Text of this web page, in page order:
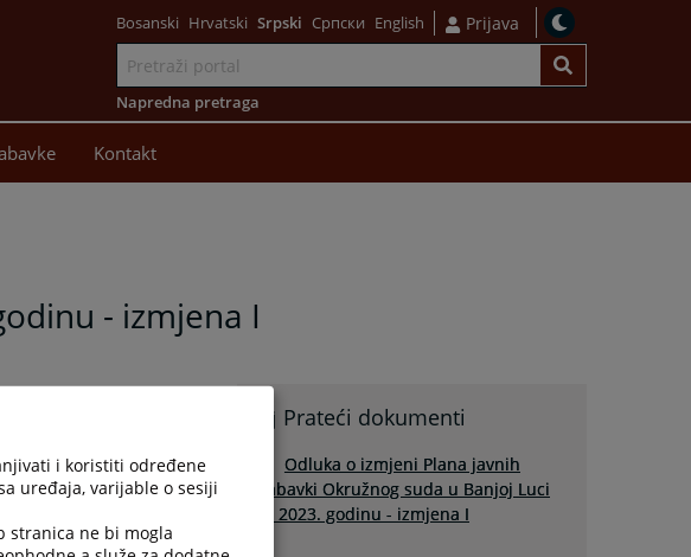
Bosanski Hrvatski Srpski Српски English Prijava
Napredna pretraga
Kontakt
- izmjena I
Prateći dokumenti
Odluka o izmjeni Plana javnih
nabavki Okružnog suda u Banjoj Luci
za 2023. godinu - izmjena I
i koristiti određene
uređaja, varijable o sesiji
stranica ne bi mogla